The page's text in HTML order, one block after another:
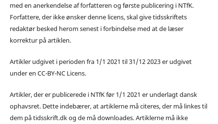
med en anerkendelse af forfatteren og første publicering i NTfK.
Forfattere, der ikke ønsker denne licens, skal give tidsskriftets
redaktør besked herom senest i forbindelse med at de læser
korrektur på artiklen.
Artikler udgivet i perioden fra 1/1 2021 til 31/12 2023 er udgivet
under en CC-BY-NC Licens.
Artikler, der er publicerede i NTfK før 1/1 2021 er underlagt dansk
ophavsret. Dette indebærer, at artiklerne må citeres, der må linkes til
dem på tidsskrift.dk og de må downloades. Artiklerne må ikke